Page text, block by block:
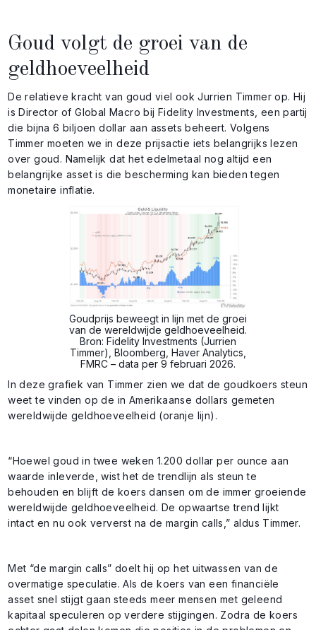
Goud volgt de groei van de
geldhoeveelheid
De relatieve kracht van goud viel ook Jurrien Timmer op. Hij
is Director of Global Macro bij Fidelity Investments, een partij
die bijna 6 biljoen dollar aan assets beheert. Volgens
Timmer moeten we in deze prijsactie iets belangrijks lezen
over goud. Namelijk dat het edelmetaal nog altijd een
belangrijke asset is die bescherming kan bieden tegen
monetaire inflatie.
Goudprijs beweegt in lijn met de groei
van de wereldwijde geldhoeveelheid.
Bron: Fidelity Investments (Jurrien
Timmer), Bloomberg, Haver Analytics,
FMRC – data per 9 februari 2026.
In deze grafiek van Timmer zien we dat de goudkoers steun
weet te vinden op de in Amerikaanse dollars gemeten
wereldwijde geldhoeveelheid (oranje lijn).
“Hoewel goud in twee weken 1.200 dollar per ounce aan
waarde inleverde, wist het de trendlijn als steun te
behouden en blijft de koers dansen om de immer groeiende
wereldwijde geldhoeveelheid. De opwaartse trend lijkt
intact en nu ook ververst na de margin calls,” aldus Timmer.
Met “de margin calls” doelt hij op het uitwassen van de
overmatige speculatie. Als de koers van een financiële
asset snel stijgt gaan steeds meer mensen met geleend
kapitaal speculeren op verdere stijgingen. Zodra de koers